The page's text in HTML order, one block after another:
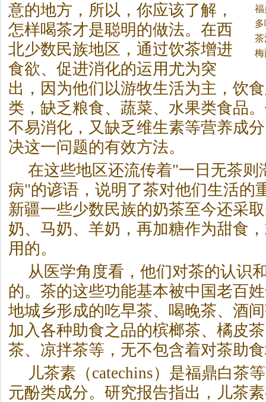
意的地方，所以，你应该了解，
怎样喝茶才是聪明的做法。在西
北少数民族地区，通过饮茶增进
食欲、促进消化的运用尤为突
出，因为他们以游牧生活为主，饮
类，缺乏粮食、蔬菜、水果类食品
不易消化，又缺乏维生素等营养成
决这一问题的有效方法。
在这些地区还流传着"一日无茶则
病"的谚语，说明了茶对他们生活的
新疆一些少数民族的奶茶至今还采
奶、马奶、羊奶，再加糖作为甜食
用的。
从医学角度看，他们对茶的认识
的。茶的这些功能基本被中国老百
地城乡形成的吃早茶、喝晚茶、酒
加入各种助食之品的槟榔茶、橘皮
茶、凉拌茶等，无不包含着对茶助
儿茶素（catechins）是福鼎白茶
元酚类成分。研究报告指出，儿茶